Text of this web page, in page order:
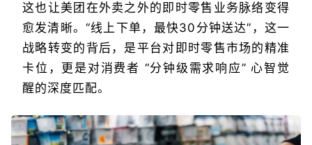
这也让美团在外卖之外的即时零售业务脉络变得
愈发清晰。“线上下单，最快30分钟送达”，这一
战略转变的背后，是平台对即时零售市场的精准
卡位，更是对消费者 “分钟级需求响应” 心智觉
醒的深度匹配。